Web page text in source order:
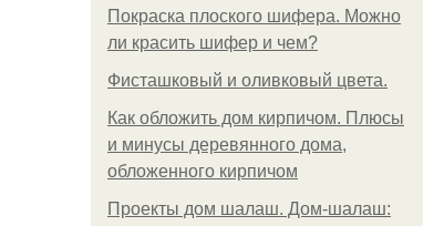
Покраска плоского шифера. Можно
ли красить шифер и чем?
Фисташковый и оливковый цвета.
Как обложить дом кирпичом. Плюсы
и минусы деревянного дома,
обложенного кирпичом
Проекты дом шалаш. Дом-шалаш: